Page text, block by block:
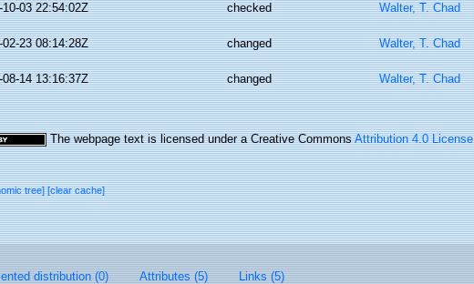
10-03 22:54:02Z checked Walter, T. Chad
02-23 08:14:28Z changed Walter, T. Chad
08-14 13:16:37Z changed Walter, T. Chad
The webpage text is licensed under a Creative CommonsAttribution 4.0 License
tree][clear cache]
distribution (0) Attributes (5) Links (5)